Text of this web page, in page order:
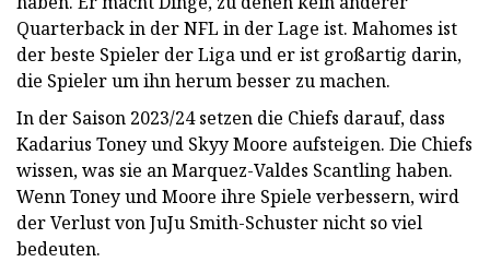
Quarterback in der NFL in der Lage ist. Mahomes ist
der beste Spieler der Liga und er ist großartig darin,
die Spieler um ihn herum besser zu machen.
In der Saison 2023/24 setzen die Chiefs darauf, dass
Kadarius Toney und Skyy Moore aufsteigen. Die Chiefs
wissen, was sie an Marquez-Valdes Scantling haben.
Wenn Toney und Moore ihre Spiele verbessern, wird
der Verlust von JuJu Smith-Schuster nicht so viel
bedeuten.